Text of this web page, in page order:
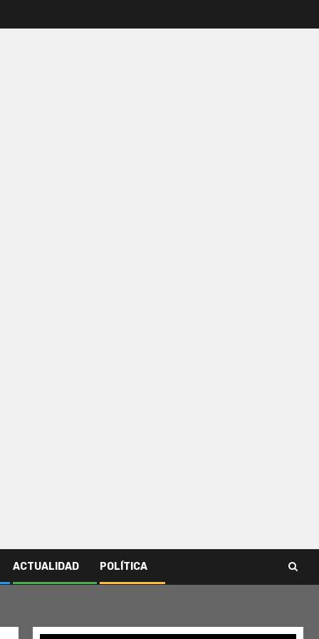
ACTUALIDAD POLÍTICA